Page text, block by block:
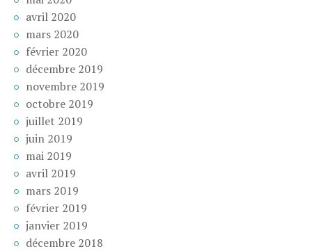
avril 2020
mars 2020
février 2020
décembre 2019
novembre 2019
octobre 2019
juillet 2019
juin 2019
mai 2019
avril 2019
mars 2019
février 2019
janvier 2019
décembre 2018